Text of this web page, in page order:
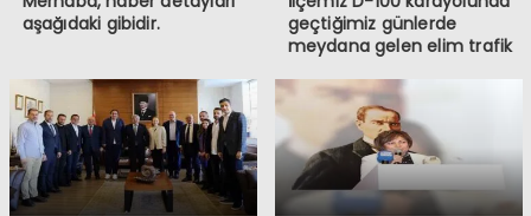
aşağıdaki gibidir.
geçtiğimiz günlerde
meydana gelen elim trafik
kaybetmiş bulunmaktayız.
Öncelikle hayatını
kaybeden vatandaşlarımıza
Allah’tan rahmet, ailelerine
ve sevenlerine başsağlığı
diliyorum.